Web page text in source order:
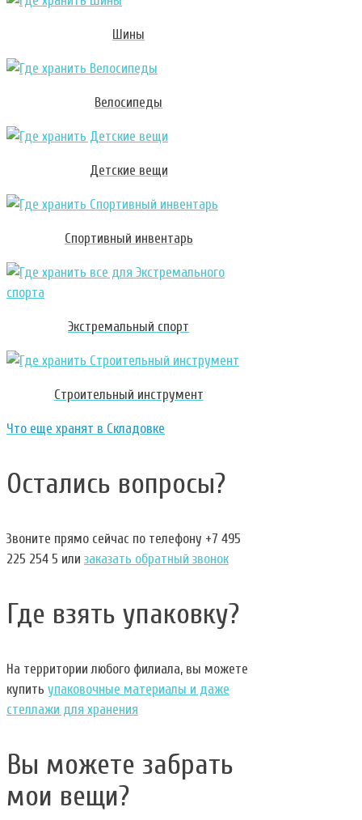
Шины
Велосипеды
Детские вещи
Спортивный инвентарь
Экстремальный спорт
Строительный инструмент
Что еще хранят в Складовке
Остались вопросы?
Звоните прямо сейчас по телефону +7 495
225 254 5 или заказать обратный звонок
Где взять упаковку?
На территории любого филиала, вы можете
купить упаковочные материалы и даже
стеллажи для хранения
Вы можете забрать
мои вещи?